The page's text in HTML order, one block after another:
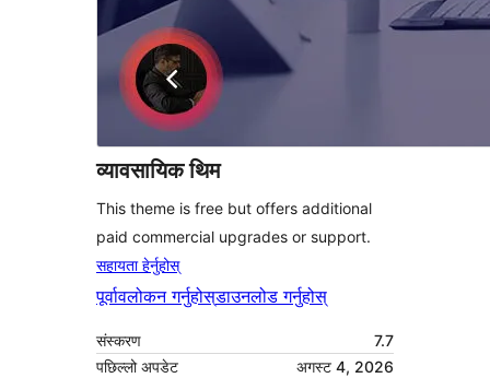
व्यावसायिक थिम
This theme is free but offers additional
paid commercial upgrades or support.
सहायता हेर्नुहोस्
पूर्वावलोकन गर्नुहोस्डाउनलोड गर्नुहोस्
संस्करण
7.7
पछिल्लो अपडेट
अगस्ट 4, 2026